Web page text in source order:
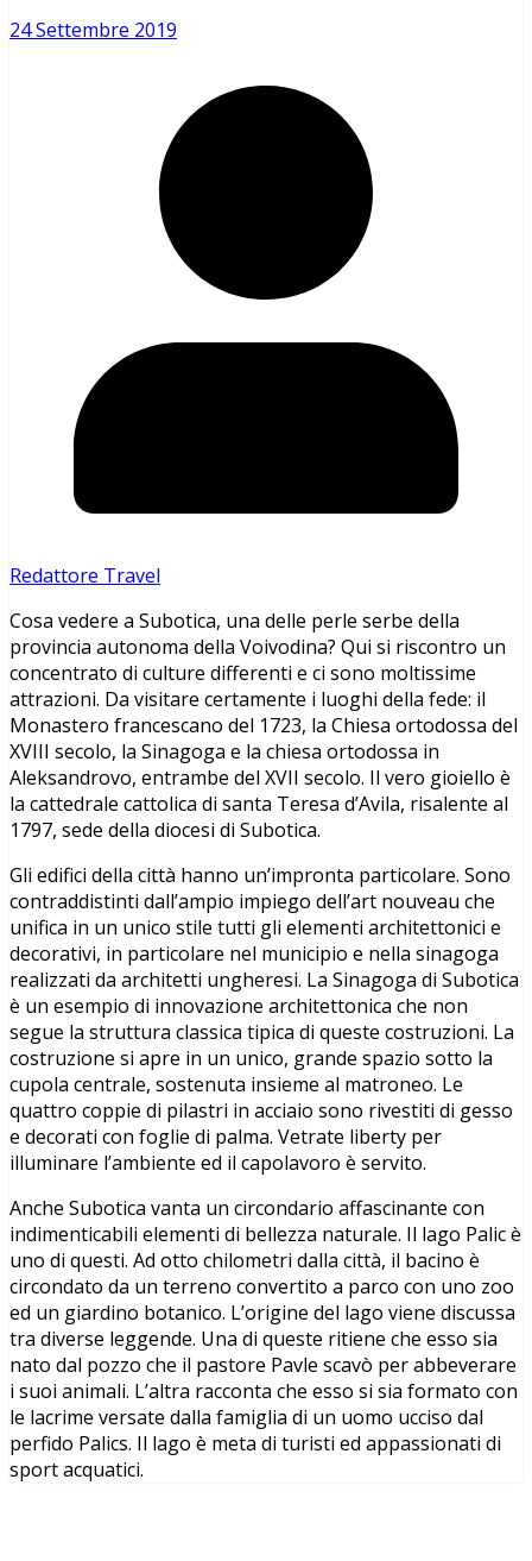
24 Settembre 2019
Redattore Travel
Cosa vedere a Subotica, una delle perle serbe della
provincia autonoma della Voivodina? Qui si riscontro un
concentrato di culture differenti e ci sono moltissime
attrazioni. Da visitare certamente i luoghi della fede: il
Monastero francescano del 1723, la Chiesa ortodossa del
XVIII secolo, la Sinagoga e la chiesa ortodossa in
Aleksandrovo, entrambe del XVII secolo. Il vero gioiello è
la cattedrale cattolica di santa Teresa d’Avila, risalente al
1797, sede della diocesi di Subotica.
Gli edifici della città hanno un’impronta particolare. Sono
contraddistinti dall’ampio impiego dell’art nouveau che
unifica in un unico stile tutti gli elementi architettonici e
decorativi, in particolare nel municipio e nella sinagoga
realizzati da architetti ungheresi. La Sinagoga di Subotica
è un esempio di innovazione architettonica che non
segue la struttura classica tipica di queste costruzioni. La
costruzione si apre in un unico, grande spazio sotto la
cupola centrale, sostenuta insieme al matroneo. Le
quattro coppie di pilastri in acciaio sono rivestiti di gesso
e decorati con foglie di palma. Vetrate liberty per
illuminare l’ambiente ed il capolavoro è servito.
Anche Subotica vanta un circondario affascinante con
indimenticabili elementi di bellezza naturale. Il lago Palic è
uno di questi. Ad otto chilometri dalla città, il bacino è
circondato da un terreno convertito a parco con uno zoo
ed un giardino botanico. L’origine del lago viene discussa
tra diverse leggende. Una di queste ritiene che esso sia
nato dal pozzo che il pastore Pavle scavò per abbeverare
i suoi animali. L’altra racconta che esso si sia formato con
le lacrime versate dalla famiglia di un uomo ucciso dal
perfido Palics. Il lago è meta di turisti ed appassionati di
sport acquatici.